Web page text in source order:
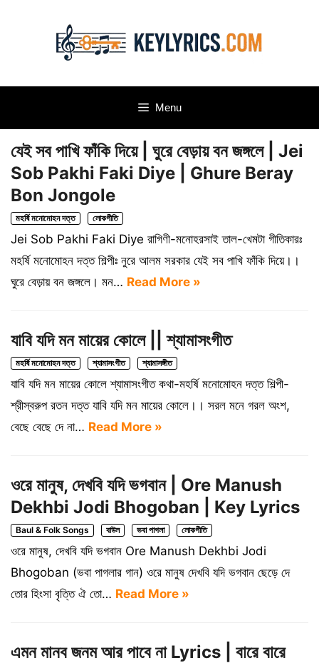
Menu
যেই সব পাখি ফাঁকি দিয়ে | ঘুরে বেড়ায় বন জঙ্গলে | Jei
Sob Pakhi Faki Diye | Ghure Beray
Bon Jongole
মহর্ষি মনোমোহন দত্ত লোকগীতি
Jei Sob Pakhi Faki Diye রাগিণী-মনোহরসাই তাল-খেমটা গীতিকারঃ
মহর্ষি মনোমোহন দত্ত শিল্পীঃ নুরে আলম সরকার যেই সব পাখি ফাঁকি দিয়ে।।
ঘুরে বেড়ায় বন জঙ্গলে। মন… Read More »
যাবি যদি মন মায়ের কোলে || শ্যামাসংগীত
মহর্ষি মনোমোহন দত্ত শ্যামাসংগীত শ্যামাসঙ্গীত
যাবি যদি মন মায়ের কোলে শ্যামাসংগীত কথা-মহর্ষি মনোমোহন দত্ত শিল্পী-
শ্রীস্বরুপ রতন দত্ত যাবি যদি মন মায়ের কোলে।। সরল মনে গরল অংশ,
বেছে বেছে দে না… Read More »
ওরে মানুষ, দেখবি যদি ভগবান | Ore Manush
Dekhbi Jodi Bhogoban | Key Lyrics
Baul & Folk Songs বাউল ভবা পাগলা লোকগীতি
ওরে মানুষ, দেখবি যদি ভগবান Ore Manush Dekhbi Jodi
Bhogoban (ভবা পাগলার গান) ওরে মানুষ দেখবি যদি ভগবান ছেড়ে দে
তোর হিংসা বৃত্তি ঐ তো… Read More »
এমন মানব জনম আর পাবে না Lyrics | বারে বারে